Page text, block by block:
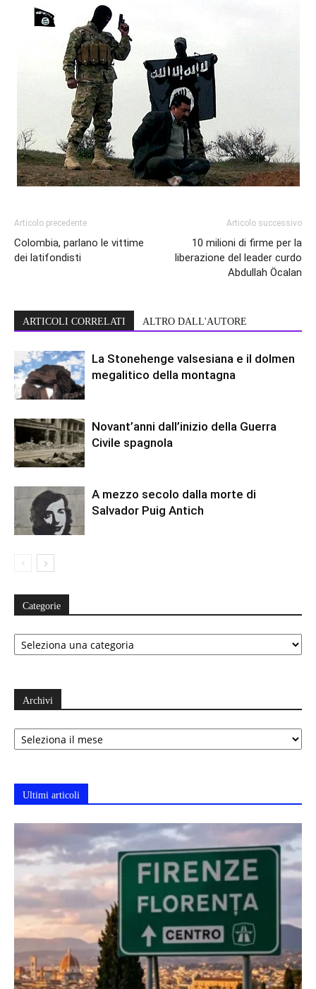
Articolo precedente
Colombia, parlano le vittime
dei latifondisti
Articolo successivo
10 milioni di firme per la
liberazione del leader curdo
Abdullah Öcalan
ARTICOLI CORRELATI ALTRO DALL'AUTORE
La Stonehenge valsesiana e il dolmen
megalitico della montagna
Novant’anni dall’inizio della Guerra
Civile spagnola
A mezzo secolo dalla morte di
Salvador Puig Antich
Categorie
Categorie
Archivi
Archivi
Ultimi articoli